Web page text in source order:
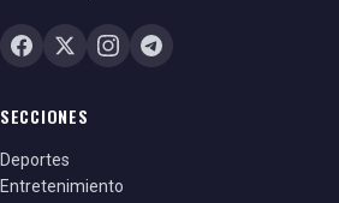
SECCIONES
Deportes
Entretenimiento